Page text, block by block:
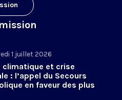
1 juillet 2026
climatique et crise
: l’appel du Secours
en faveur des plus